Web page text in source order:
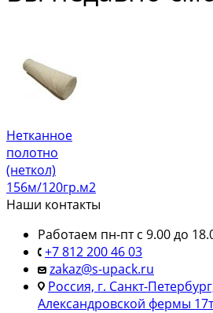
Нетканное
полотно
(неткол)
156м/120гр.м2
Наши контакты
Работаем пн-пт с 9.00 до
+7 812 200 46 03
zakaz@s-upack.ru
Россия, г. Санкт-
Александровской фермы 17т